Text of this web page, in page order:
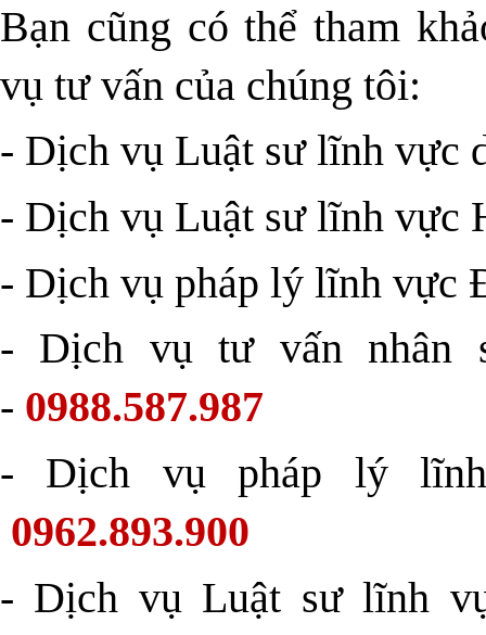
Bạn cũng có thể tham
vụ tư vấn của chúng tôi:
- Dịch vụ Luật sư lĩnh vực
- Dịch vụ Luật sư lĩnh vực
- Dịch vụ pháp lý lĩnh vực
- Dịch vụ tư vấn nhân
- 0988.587.987
- Dịch vụ pháp lý
0962.893.900
- Dịch vụ Luật sư lĩnh